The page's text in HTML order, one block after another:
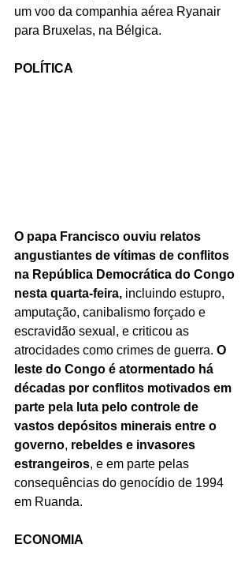
um voo da companhia aérea Ryanair
para Bruxelas, na Bélgica.
POLÍTICA
O papa Francisco ouviu relatos
angustiantes de vítimas de conflitos
na República Democrática do Congo
nesta quarta-feira, incluindo estupro,
amputação, canibalismo forçado e
escravidão sexual, e criticou as
atrocidades como crimes de guerra. O
leste do Congo é atormentado há
décadas por conflitos motivados em
parte pela luta pelo controle de
vastos depósitos minerais entre o
governo, rebeldes e invasores
estrangeiros, e em parte pelas
consequências do genocídio de 1994
em Ruanda.
ECONOMIA